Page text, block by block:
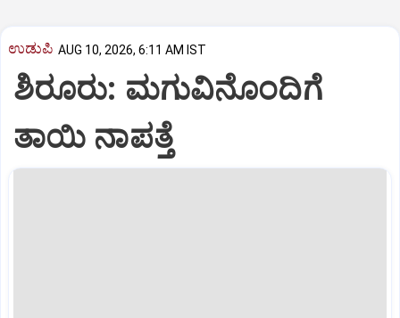
ಉಡುಪಿ AUG 10, 2026, 6:11 AM IST
ಶಿರೂರು: ಮಗುವಿನೊಂದಿಗೆ
ತಾಯಿ ನಾಪತ್ತೆ